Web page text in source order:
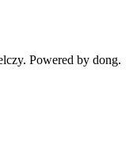
Powered by dong.